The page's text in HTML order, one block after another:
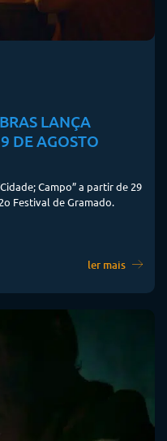
LANÇA
DE AGOSTO
Campo” a partir de 29
Festival de Gramado.
ler mais